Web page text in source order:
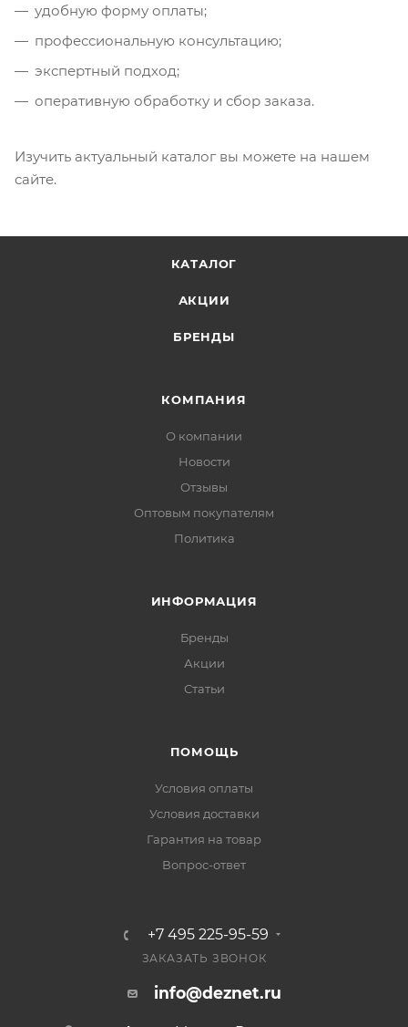
удобную форму оплаты;
профессиональную консультацию;
экспертный подход;
оперативную обработку и сбор заказа.
Изучить актуальный каталог вы можете на нашем
сайте.
КАТАЛОГ
АКЦИИ
БРЕНДЫ
КОМПАНИЯ
О компании
Новости
Отзывы
Оптовым покупателям
Политика
ИНФОРМАЦИЯ
Бренды
Акции
Статьи
ПОМОЩЬ
Условия оплаты
Условия доставки
Гарантия на товар
Вопрос-ответ
+7 495 225-95-59
ЗАКАЗАТЬ ЗВОНОК
info@deznet.ru